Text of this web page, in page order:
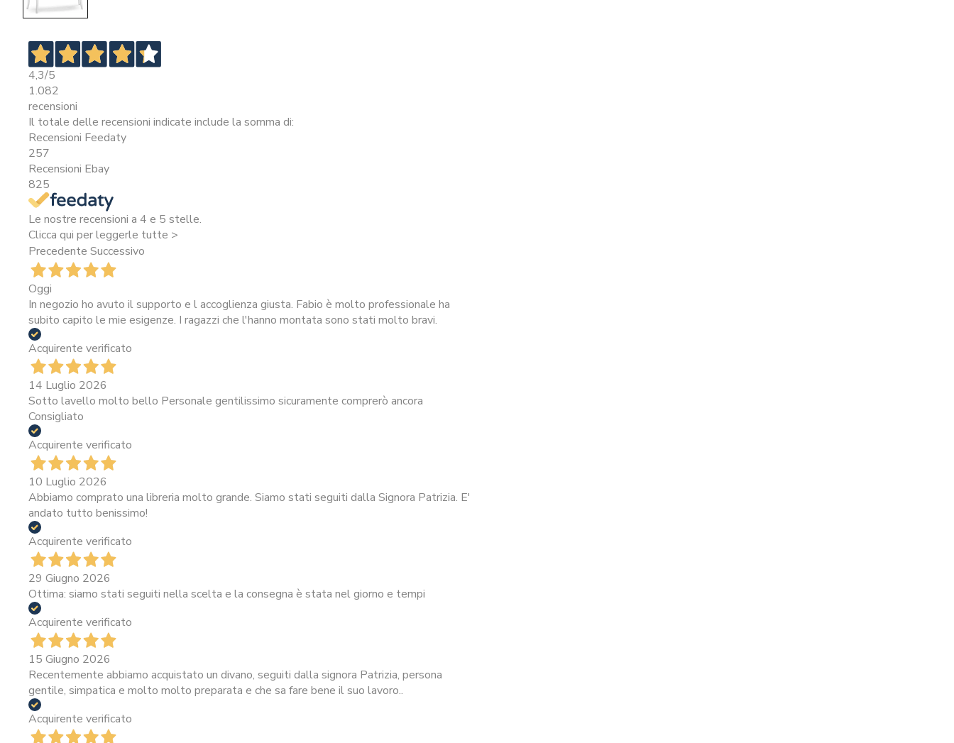
4,3/5
1.082
recensioni
Il totale delle recensioni indicate include la somma di:
Recensioni Feedaty
257
Recensioni Ebay
825
Le nostre recensioni a 4 e 5 stelle.
Clicca qui per leggerle tutte >
Precedente Successivo
Oggi
In negozio ho avuto il supporto e l accoglienza giusta. Fabio è molto professionale ha
subito capito le mie esigenze. I ragazzi che l'hanno montata sono stati molto bravi.
Acquirente verificato
14 Luglio 2026
Sotto lavello molto bello Personale gentilissimo sicuramente comprerò ancora
Consigliato
Acquirente verificato
10 Luglio 2026
Abbiamo comprato una libreria molto grande. Siamo stati seguiti dalla Signora Patrizia. E'
andato tutto benissimo!
Acquirente verificato
29 Giugno 2026
Ottima: siamo stati seguiti nella scelta e la consegna è stata nel giorno e tempi
Acquirente verificato
15 Giugno 2026
Recentemente abbiamo acquistato un divano, seguiti dalla signora Patrizia, persona
gentile, simpatica e molto molto preparata e che sa fare bene il suo lavoro..
Acquirente verificato